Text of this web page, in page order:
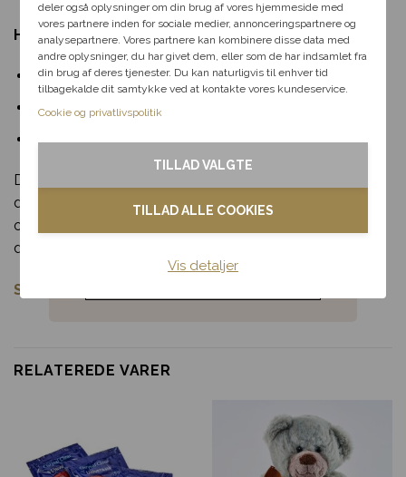
deler også oplysninger om din brug af vores hjemmeside med
vores partnere inden for sociale medier, annonceringspartnere og
analysepartnere. Vores partnere kan kombinere disse data med
andre oplysninger, du har givet dem, eller som de har indsamlet fra
din brug af deres tjenester. Du kan naturligvis til enhver tid
tilbagekalde dit samtykke ved at kontakte vores kundeservice.
Cookie og privatlivspolitik
TILLAD ALLE COOKIES
TILLAD VALGTE
Vis detaljer
Hvorfor vælge denne buket?
Håndbundet med omhu af lokale blomsterbindere.
Perfekt til både festlige og hverdags øjeblikke.
Levering samme dag ved bestilling inden deadline.
Denne buket er ikke blot en gave, men en smuk gestus,
der kan lyse dagen op for en, du holder af. Bestil i dag,
og glæd en ven, kollega eller et familiemedlem med
denne tidløse blomsterhilsen.
Se flere vinterbuketter her
RELATEREDE VARER
perfekte rabat til dit svar.
Fødselsdag
Kondolence
Blomster til hjemmet